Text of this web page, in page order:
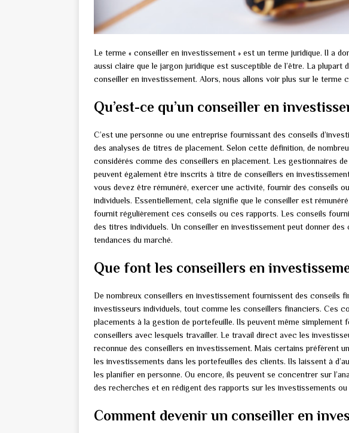
Le terme « conseiller en investissement » est un terme juridique. Il a
aussi claire que le jargon juridique est susceptible de l’être. La plupart
conseiller en investissement. Alors, nous allons voir plus sur le terme
Qu’est-ce qu’un conseiller en
C’est une personne ou une entreprise fournissant des conseils
des analyses de titres de placement. Selon cette définition, de
considérés comme des conseillers en placement. Les gestionnaires
peuvent également être inscrits à titre de conseillers en
vous devez être rémunéré, exercer une activité, fournir des conseils
individuels. Essentiellement, cela signifie que le conseiller est
fournit régulièrement ces conseils ou ces rapports. Les conseils
des titres individuels. Un conseiller en investissement peut donner
tendances du marché.
Que font les conseillers en
De nombreux conseillers en investissement fournissent des conseils
investisseurs individuels, tout comme les conseillers financiers. Ces
placements à la gestion de portefeuille. Ils peuvent même simplement
conseillers avec lesquels travailler. Le travail direct avec les
reconnue des conseillers en investissement. Mais certains préfèrent
les investissements dans les portefeuilles des clients. Ils laissent à
les planifier en personne. Ou encore, ils peuvent se concentrer sur
des recherches et en rédigent des rapports sur les investissements
Comment devenir un conseiller en